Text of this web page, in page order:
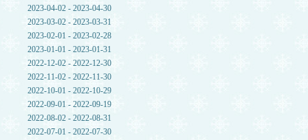
2023-04-02 - 2023-04-30
2023-03-02 - 2023-03-31
2023-02-01 - 2023-02-28
2023-01-01 - 2023-01-31
2022-12-02 - 2022-12-30
2022-11-02 - 2022-11-30
2022-10-01 - 2022-10-29
2022-09-01 - 2022-09-19
2022-08-02 - 2022-08-31
2022-07-01 - 2022-07-30